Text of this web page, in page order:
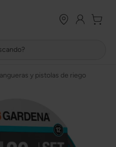
y pistolas de riego